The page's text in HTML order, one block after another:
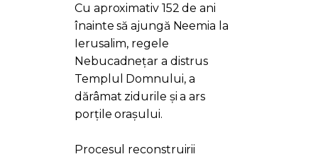
Cu aproximativ 152 de ani
înainte să ajungă Neemia la
Ierusalim, regele
Nebucadnețar a distrus
Templul Domnului, a
dărâmat zidurile și a ars
porțile orașului.
Procesul reconstruirii